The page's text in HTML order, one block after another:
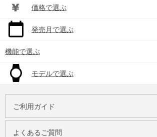
価格で選ぶ
発売月で選ぶ
機能で選ぶ
モデルで選ぶ
ご利用ガイド
よくあるご質問